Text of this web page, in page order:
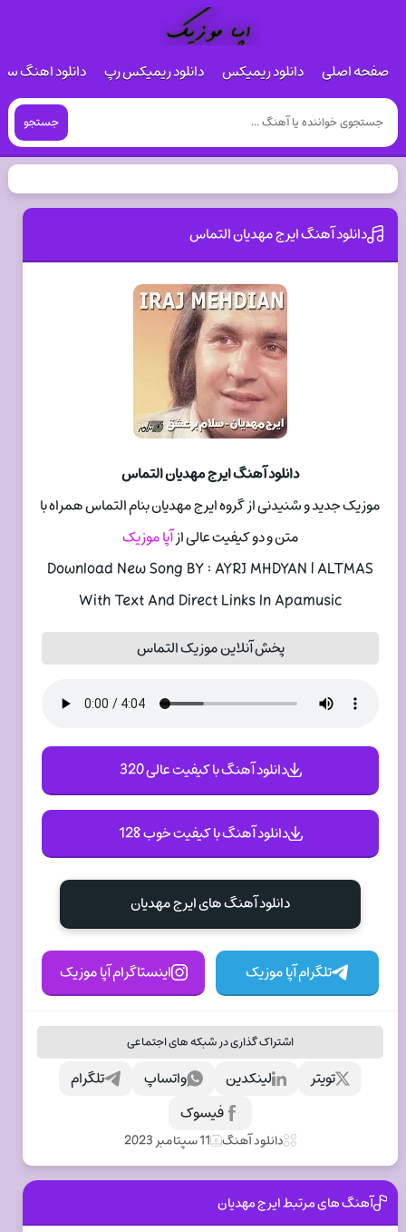
صفحه اصلی دانلود ریمیکس دانلود ریمیکس رپ دانلود اهنگ
جستجو
دانلود آهنگ ایرج مهدیان التماس
دانلود آهنگ ایرج مهدیان التماس
موزیک جدید و شنیدنی از گروه ایرج مهدیان بنام التماس همراه با
متن و دو کیفیت عالی ازآپا موزیک
Download New Song BY : AYRJ MHDYAN | ALTMAS
With Text And Direct Links In Apamusic
پخش آنلاین موزیک التماس
دانلود آهنگ با کیفیت عالی 320
دانلود آهنگ با کیفیت خوب 128
دانلود آهنگ های ایرج مهدیان
تلگرام آپا موزیک اینستاگرام آپا موزیک
اشتراک گذاری در شبکه های اجتماعی
تلگرام واتساپ لینکدین
تویتر
فیسوک
دانلود آهنگ 11 سپتامبر 2023
آهنگ های مرتبط ایرج مهدیان